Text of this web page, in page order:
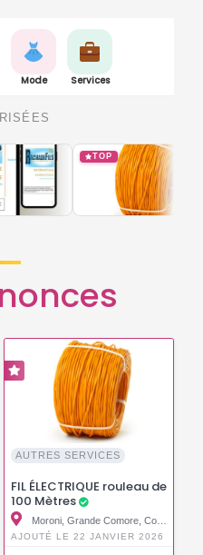
Mode Services
TOP
AUTRES SERVICES
FIL ÉLECTRIQUE rouleau de
100 Mètres
Moroni, Grande Comore, Comores
AJOUTÉ LE 22 JANVIER 2026